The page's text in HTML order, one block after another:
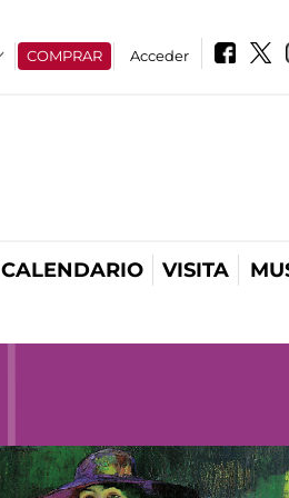
COMPRAR Acceder
CALENDARIO VISITA